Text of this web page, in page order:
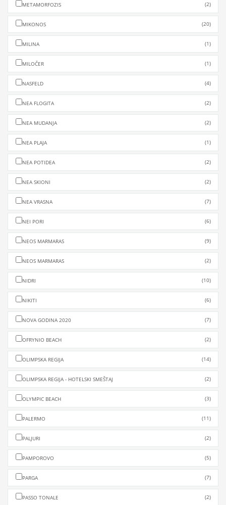
METAMORFOZIS (2)
MIKONOS (20)
MILINA (1)
MILOČER (1)
NASFELD (4)
NEA FLOGITA (2)
NEA MUDANJA (2)
NEA PLAJA (1)
NEA POTIDEA (2)
NEA SKIONI (2)
NEA VRASNA (7)
NEI PORI (6)
NEOS MARMARAS (9)
NEOS MARMARAS (2)
NIDRI (10)
NIKITI (6)
NOVA GODINA 2020 (7)
OFRYNIO BEACH (2)
OLIMPSKA REGIJA (14)
OLIMPSKA REGIJA - HOTELSKI SMEŠTAJ (2)
OLYMPIC BEACH (3)
PALERMO (11)
PALJURI (2)
PAMPOROVO (5)
PARGA (7)
PASSO TONALE (2)